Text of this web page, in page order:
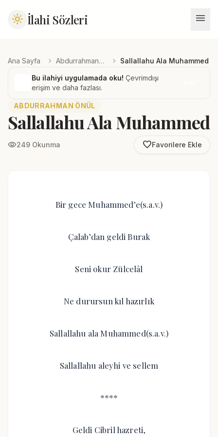
light_mode İlahi Sözleri menu
Ana Sayfa chevron_right Abdurrahman Önül chevron_right Sallallahu Ala Muhammed
Bu ilahiyi uygulamada oku! Çevrimdışı
erişim ve daha fazlası.
ABDURRAHMAN ÖNÜL
Sallallahu Ala Muhammed
visibility249 Okunma favorite_borderFavorilere Ekle
Bir gece Muhammed’e(s.a.v.)
Çalab’dan geldi Burak
Seni okur Zülcelâl
Ne durursun kıl hazırlık
Sallallahu ala Muhammed(s.a.v.)
Sallallahu aleyhi ve sellem
****
Geldi Cibril hazreti,